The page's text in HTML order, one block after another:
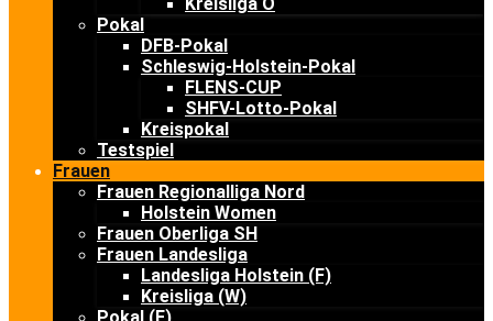
Pokal
DFB-Pokal
Schleswig-Holstein-Pokal
FLENS-CUP
SHFV-Lotto-Pokal
Kreispokal
Testspiel
Frauen
Frauen Regionalliga Nord
Holstein Women
Frauen Oberliga SH
Frauen Landesliga
Landesliga Holstein (F)
Kreisliga (W)